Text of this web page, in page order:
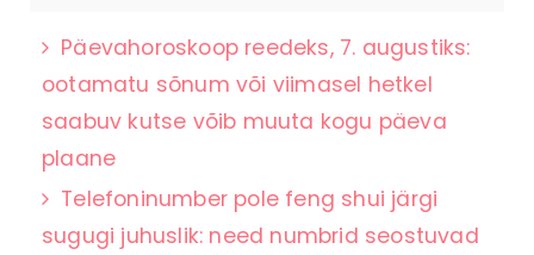
Päevahoroskoop reedeks, 7. augustiks:
ootamatu sõnum või viimasel hetkel
saabuv kutse võib muuta kogu päeva
plaane
Telefoninumber pole feng shui järgi
sugugi juhuslik: need numbrid seostuvad